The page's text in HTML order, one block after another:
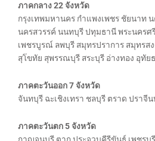
ภาคกลาง 22 จังหวัด
กรุงเทพมหานคร กำแพงเพชร ชัยนาท
นครสวรรค์ นนทบุรี ปทุมธานี พระนคร
เพชรบูรณ์ ลพบุรี สมุทรปราการ สมุทรส
สุโขทัย สุพรรณบุรี สระบุรี อ่างทอง อุทัย
ภาคตะวันออก 7 จังหวัด
จันทบุรี ฉะเชิงเทรา ชลบุรี ตราด ปราจีน
ภาคตะวันตก 5 จังหวัด